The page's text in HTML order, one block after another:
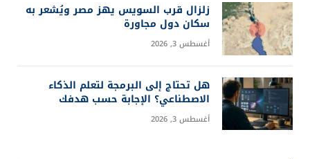
زلزال قرب السويس يهز مصر ويُشعر به
سكان دول مجاورة
أغسطس 3, 2026
هل تحتاج إلى البرمجة لتعلم الذكاء
الاصطناعي؟ الإجابة حسب هدفك
أغسطس 3, 2026